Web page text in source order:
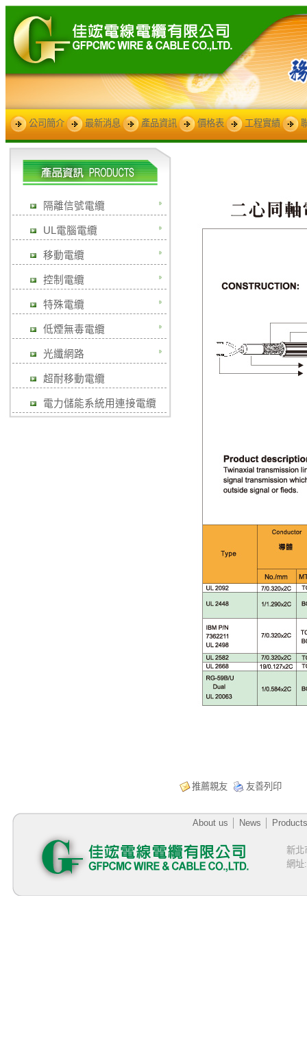
公司簡介 最新消息 產品資訊 價格表 工程實績
隔離信號電纜
UL電腦電纜
移動電纜
控制電纜
特殊電纜
低煙無毒電纜
光纖網路
超耐移動電纜
電力儲能系統用連接電纜
推薦親友 友善列印
About us News Products
新北
網址